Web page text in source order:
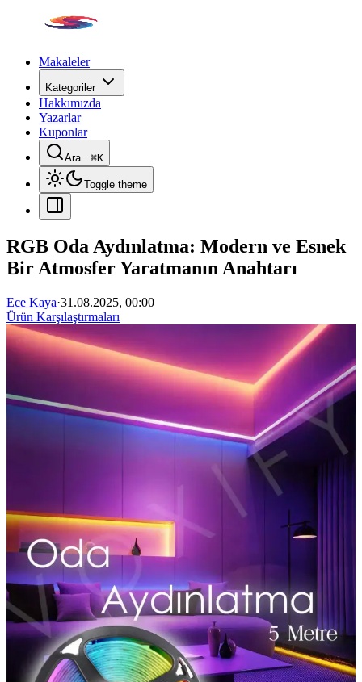
Makaleler
Kategoriler
Hakkımızda
Yazarlar
Kuponlar
Ara...⌘K
Toggle theme
RGB Oda Aydınlatma: Modern ve Esnek
Bir Atmosfer Yaratmanın Anahtarı
Ece Kaya·31.08.2025, 00:00
Ürün Karşılaştırmaları